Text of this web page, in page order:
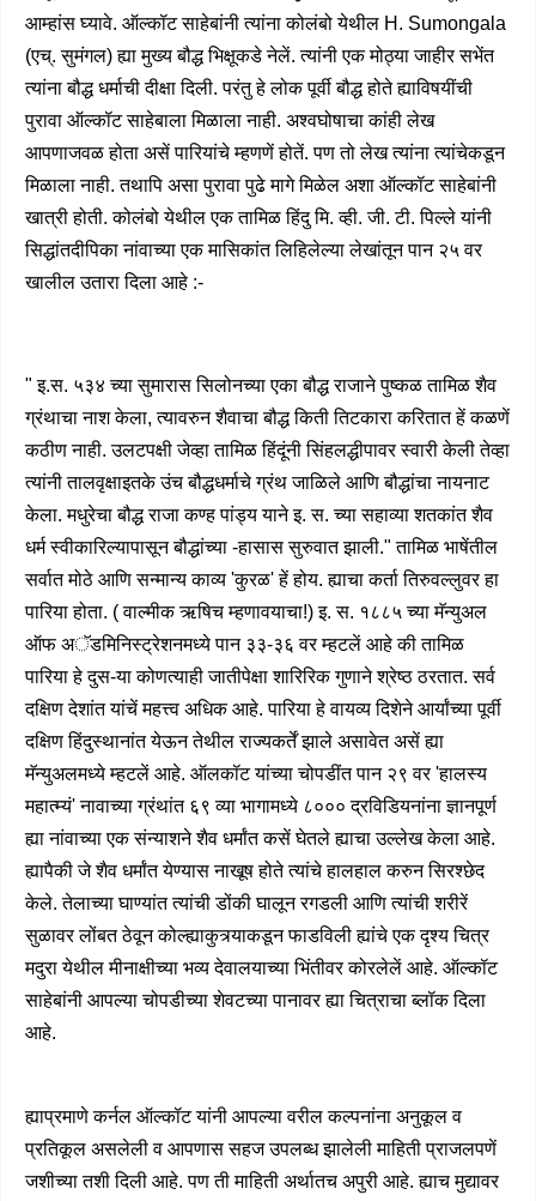
आम्हांस घ्यावे. ऑल्कॉट साहेबांनी त्यांना कोलंबो येथील H. Sumongala
(एच्. सुमंगल) ह्या मुख्य बौद्ध भिक्षूकडे नेलें. त्यांनी एक मोठ्या जाहीर सभेंत
त्यांना बौद्ध धर्माची दीक्षा दिली. परंतु हे लोक पूर्वी बौद्ध होते ह्याविषयींची
पुरावा ऑल्कॉट साहेबाला मिळाला नाही. अश्वघोषाचा कांही लेख
आपणाजवळ होता असें पारियांचे म्हणणें होतें. पण तो लेख त्यांना त्यांचेकडून
मिळाला नाही. तथापि असा पुरावा पुढे मागे मिळेल अशा ऑल्कॉट साहेबांनी
खात्री होती. कोलंबो येथील एक तामिळ हिंदु मि. व्ही. जी. टी. पिल्ले यांनी
सिद्धांतदीपिका नांवाच्या एक मासिकांत लिहिलेल्या लेखांतून पान २५ वर
खालील उतारा दिला आहे :-
" इ.स. ५३४ च्या सुमारास सिलोनच्या एका बौद्ध राजाने पुष्कळ तामिळ शैव
ग्रंथाचा नाश केला, त्यावरुन शैवाचा बौद्ध किती तिटकारा करितात हें कळणें
कठीण नाही. उलटपक्षी जेव्हा तामिळ हिंदूंनी सिंहलद्धीपावर स्वारी केली तेव्हा
त्यांनी तालवृक्षाइतके उंच बौद्धधर्माचे ग्रंथ जाळिले आणि बौद्धांचा नायनाट
केला. मधुरेचा बौद्ध राजा कण्ह पांड्य याने इ. स. च्या सहाव्या शतकांत शैव
धर्म स्वीकारिल्यापासून बौद्धांच्या -हासास सुरुवात झाली." तामिळ भाषेंतील
सर्वात मोठे आणि सन्मान्य काव्य 'कुरळ' हें होय. ह्याचा कर्ता तिरुवल्लुवर हा
पारिया होता. ( वाल्मीक ऋषिच म्हणावयाचा!) इ. स. १८८५ च्या मॅन्युअल
ऑफ अॅडमिनिस्ट्रेशनमध्ये पान ३३-३६ वर म्हटलें आहे की तामिळ
पारिया हे दुस-या कोणत्याही जातीपेक्षा शारिरिक गुणाने श्रेष्ठ ठरतात. सर्व
दक्षिण देशांत यांचें महत्त्व अधिक आहे. पारिया हे वायव्य दिशेने आर्यांच्या पूर्वी
दक्षिण हिंदुस्थानांत येऊन तेथील राज्यकर्तें झाले असावेत असें ह्या
मॅन्युअलमध्ये म्हटलें आहे. ऑलकॉट यांच्या चोपडींत पान २९ वर 'हालस्य
महात्म्यं' नावाच्या ग्रंथांत ६९ व्या भागामध्ये ८००० द्रविडियनांना ज्ञानपूर्ण
ह्या नांवाच्या एक संन्याशने शैव धर्मांत कसें घेतले ह्याचा उल्लेख केला आहे.
ह्यापैकी जे शैव धर्मांत येण्यास नाखूष होते त्यांचे हालहाल करुन सिरश्छेद
केले. तेलाच्या घाण्यांत त्यांची डोंकी घालून रगडली आणि त्यांची शरीरें
सुळावर लोंबत ठेवून कोल्ह्याकुत्र्याकडून फाडविली ह्यांचे एक दृश्य चित्र
मदुरा येथील मीनाक्षीच्या भव्य देवालयाच्या भिंतीवर कोरलेलें आहे. ऑल्कॉट
साहेबांनी आपल्या चोपडीच्या शेवटच्या पानावर ह्या चित्राचा ब्लॉक दिला
आहे.
ह्याप्रमाणे कर्नल ऑल्कॉट यांनी आपल्या वरील कल्पनांना अनुकूल व
प्रतिकूल असलेली व आपणास सहज उपलब्ध झालेली माहिती प्राजलपणें
जशीच्या तशी दिली आहे. पण ती माहिती अर्थातच अपुरी आहे. ह्याच मुद्यावर